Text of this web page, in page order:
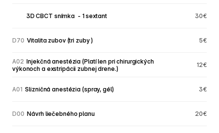
         3D CBCT snímka  - 1 sextant
30€
D70 Vitalita zubov (tri zuby ) 5€
A02 Injekčná anestézia (Platí len pri chirurgických
výkonoch a exstripácii zubnej drene.)
12€
A01 Slizničná anestézia (spray, gél) 3€
D00 Návrh liečebného planu 20€